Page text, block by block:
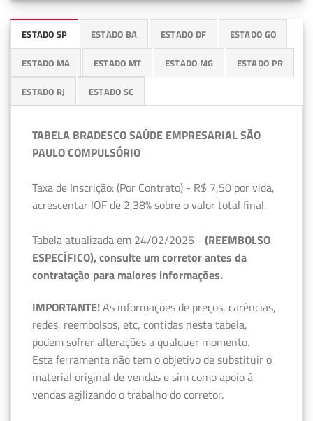
ESTADO SP ESTADO BA ESTADO DF ESTADO GO
ESTADO MA ESTADO MT ESTADO MG ESTADO PR
ESTADO RJ ESTADO SC
TABELA BRADESCO SAÚDE EMPRESARIAL SÃO
PAULO COMPULSÓRIO
Taxa de Inscrição: (Por Contrato) - R$ 7,50 por vida,
acrescentar IOF de 2,38% sobre o valor total final.
Tabela atualizada em 24/02/2025 - (REEMBOLSO
ESPECÍFICO), consulte um corretor antes da
contratação para maiores informações.
IMPORTANTE!As informações de preços, carências,
redes, reembolsos, etc, contidas nesta tabela,
podem sofrer alterações a qualquer momento.
Esta ferramenta não tem o objetivo de substituir o
material original de vendas e sim como apoio à
vendas agilizando o trabalho do corretor.